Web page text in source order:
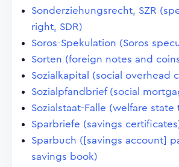
Sonderziehungsrecht, SZR
right, SDR)
Soros-Spekulation (Soros
Sorten (foreign notes and
Sozialkapital (social overhead
Sozialpfandbrief (social
Sozialstaat-Falle (welfare state
Sparbriefe (savings
Sparbuch ([savings account]
savings book)